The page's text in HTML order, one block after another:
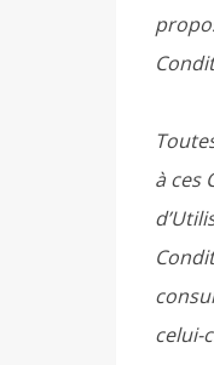
à ces
celui-